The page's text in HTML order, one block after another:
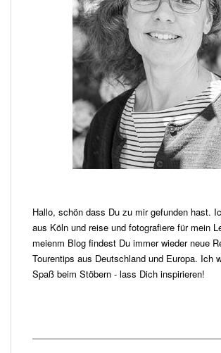
Hallo, schön dass Du zu mir gefunden hast.
aus Köln und reise und fotografiere für mein
meienm Blog findest Du immer wieder neue
Tourentips aus Deutschland und Europa. Ich
Spaß beim Stöbern - lass Dich inspirieren!